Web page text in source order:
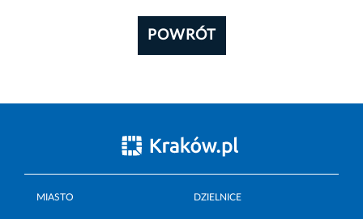
POWRÓT
MIASTO DZIELNICE